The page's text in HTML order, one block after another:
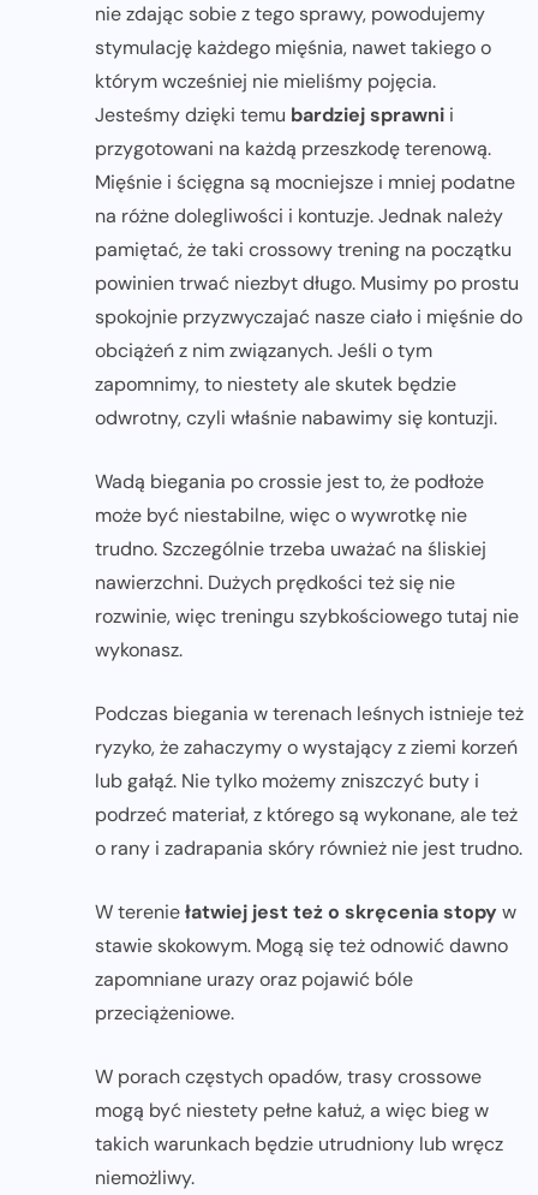
nie zdając sobie z tego sprawy, powodujemy
stymulację każdego mięśnia, nawet takiego o
którym wcześniej nie mieliśmy pojęcia.
Jesteśmy dzięki temu bardziej sprawni i
przygotowani na każdą przeszkodę terenową.
Mięśnie i ścięgna są mocniejsze i mniej podatne
na różne dolegliwości i kontuzje. Jednak należy
pamiętać, że taki crossowy trening na początku
powinien trwać niezbyt długo. Musimy po prostu
spokojnie przyzwyczajać nasze ciało i mięśnie do
obciążeń z nim związanych. Jeśli o tym
zapomnimy, to niestety ale skutek będzie
odwrotny, czyli właśnie nabawimy się kontuzji.
Wadą biegania po crossie jest to, że podłoże
może być niestabilne, więc o wywrotkę nie
trudno. Szczególnie trzeba uważać na śliskiej
nawierzchni. Dużych prędkości też się nie
rozwinie, więc treningu szybkościowego tutaj nie
wykonasz.
Podczas biegania w terenach leśnych istnieje też
ryzyko, że zahaczymy o wystający z ziemi korzeń
lub gałąź. Nie tylko możemy zniszczyć buty i
podrzeć materiał, z którego są wykonane, ale też
o rany i zadrapania skóry również nie jest trudno.
W tereniełatwiej jest też o skręcenia stopy w
stawie skokowym. Mogą się też odnowić dawno
zapomniane urazy oraz pojawić bóle
przeciążeniowe.
W porach częstych opadów, trasy crossowe
mogą być niestety pełne kałuż, a więc bieg w
takich warunkach będzie utrudniony lub wręcz
niemożliwy.